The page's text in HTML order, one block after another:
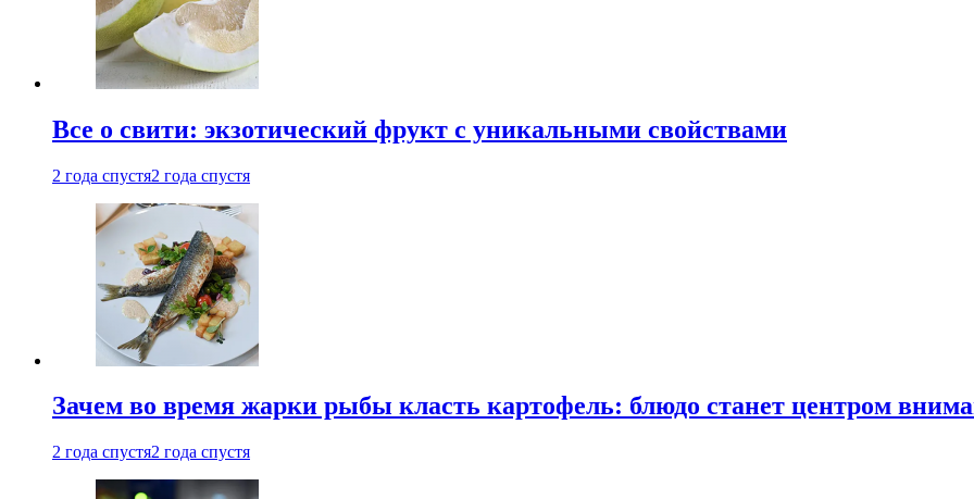
Все о свити: экзотический фрукт с уникальными свойствами
2 года спустя2 года спустя
Зачем во время жарки рыбы класть картофель: блюдо станет центром
2 года спустя2 года спустя